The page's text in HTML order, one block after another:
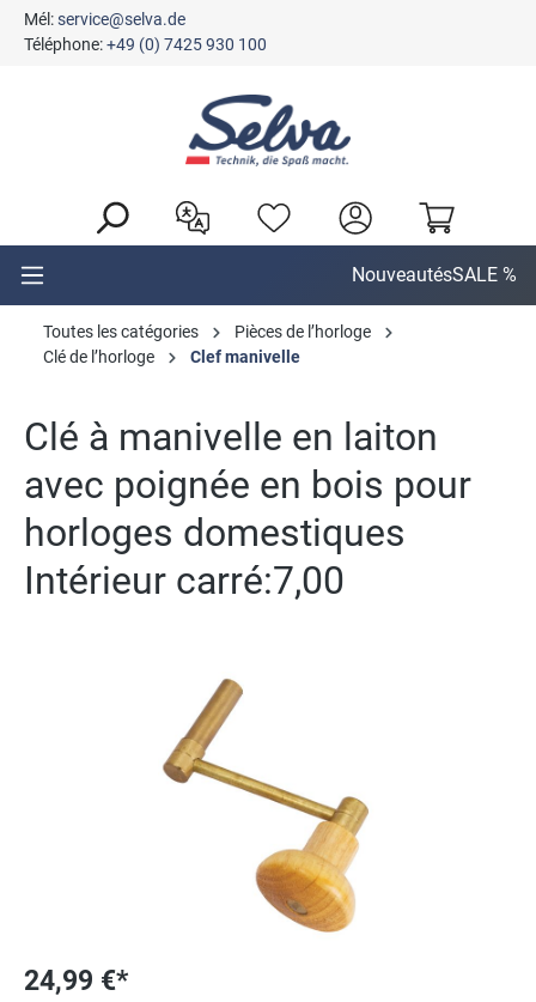
principal
Mél:service@selva.de
Téléphone:+49 (0) 7425 930 100
NouveautésSALE %
Toutes les catégories
Pièces de l’horloge
Clé de l’horloge
Clef manivelle
Clé à manivelle en laiton
avec poignée en bois pour
horloges domestiques
Intérieur carré:7,00
24,99 €*